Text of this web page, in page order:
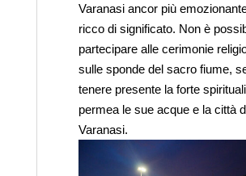
Varanasi ancor più
ricco di significato. Non è
partecipare alle cerimonie
sulle sponde del sacro fiume,
tenere presente la forte
permea le sue acque e la città
Varanasi.